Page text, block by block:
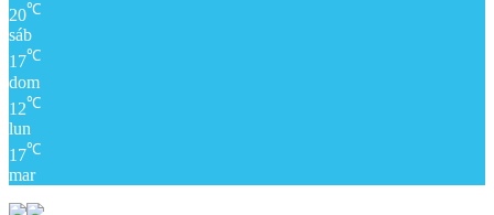
20℃
sáb
17℃
dom
12℃
lun
17℃
mar